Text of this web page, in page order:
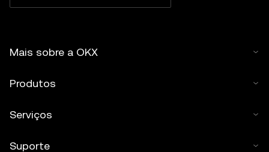
Mais sobre a OKX
Produtos
Serviços
Suporte